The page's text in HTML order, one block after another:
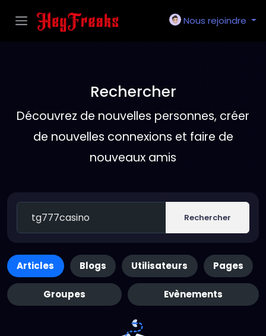
Nous rejoindre
Rechercher
Découvrez de nouvelles personnes, créer
de nouvelles connexions et faire de
nouveaux amis
Rechercher
Articles Blogs Utilisateurs Pages
Groupes Evènements